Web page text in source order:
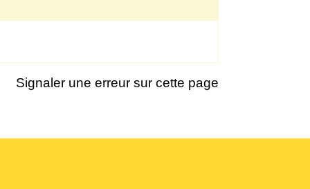
Signaler une erreur sur cette page